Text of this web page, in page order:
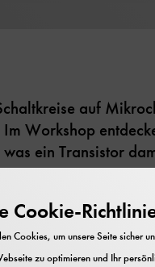
auf
Workshop
ein Transistor
der weltweit
sog.
Cookie-
Cookies, um unsere Seite sicher
zu optimieren und Ihr